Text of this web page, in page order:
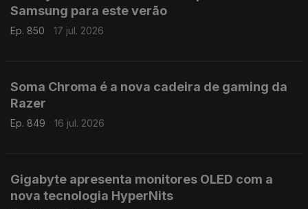
Samsung para este verão
Ep. 850 17 jul. 2026
Soma Chroma é a nova cadeira de gaming da
Razer
Ep. 849 16 jul. 2026
Gigabyte apresenta monitores OLED com a
nova tecnologia HyperNits